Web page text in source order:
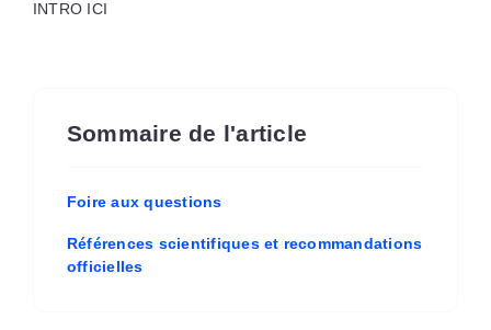
INTRO ICI
Sommaire de l'article
Foire aux questions
Références scientifiques et recommandations
officielles